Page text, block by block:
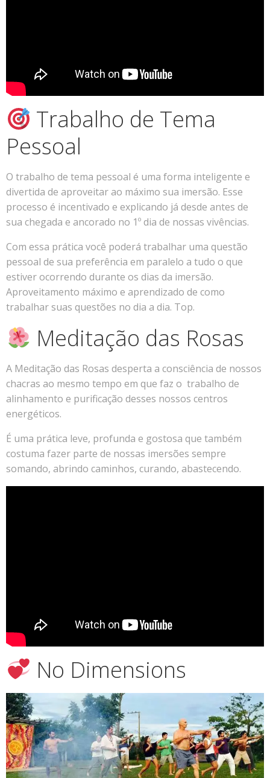
Trabalho de Tema
Pessoal
O trabalho de tema pessoal é uma forma inteligente e
divertida de aproveitar ao máximo sua imersão. Esse
processo é incentivado e explicando já desde antes de
sua chegada e ancorado no 1º dia de nossas vivências.
Com essa prática você poderá trabalhar uma questão
pessoal de sua preferência em paralelo a tudo o que
estiver ocorrendo durante os dias da imersão.
Aproveitamento máximo e aprendizado de como
trabalhar suas questões no dia a dia. Top.
Meditação das Rosas
A Meditação das Rosas desperta a consciência de nossos
chacras ao mesmo tempo em que faz o trabalho de
alinhamento e purificação desses nossos centros
energéticos.
É uma prática leve, profunda e gostosa que também
costuma fazer parte de nossas imersões sempre
somando, abrindo caminhos, curando, abastecendo.
No Dimensions